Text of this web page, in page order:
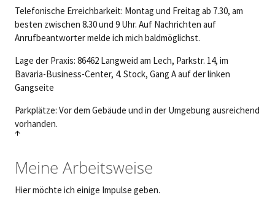
Telefonische Erreichbarkeit: Montag und Freitag ab 7.30, am
besten zwischen 8.30 und 9 Uhr. Auf Nachrichten auf
Anrufbeantworter melde ich mich baldmöglichst.
Lage der Praxis: 86462 Langweid am Lech, Parkstr. 14, im
Bavaria-Business-Center, 4. Stock, Gang A auf der linken
Gangseite
Parkplätze: Vor dem Gebäude und in der Umgebung ausreichend
vorhanden.
↑
Meine Arbeitsweise
Hier möchte ich einige Impulse geben.